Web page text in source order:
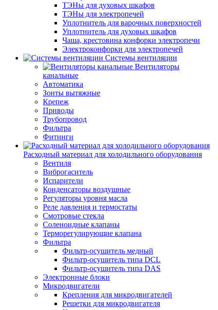
ТЭНы для духовых шкафов
ТЭНы для электропечей
Уплотнитель для варочных поверхностей
Уплотнитель для духовых шкафов
Чаша, крестовина конфорки электропечи
Электроконфорки для электропечей
Системы вентиляции
Вентиляторы
канальные
Автоматика
Зонты вытяжные
Крепеж
Приводы
Трубопровод
Фильтра
Фитинги
Расходный материал для холодильного оборудования
Вентиля
Виброгаситель
Испарители
Конденсаторы воздушные
Регуляторы уровня масла
Реле давления и термостаты
Смотровые стекла
Соленоидные клапаны
Терморегулирующие клапана
Фильтра
Фильтр-осушитель медный
Фильтр-осушитель типа DCL
Фильтр-осушитель типа DAS
Электронные блоки
Микродвигатели
Крепления для микродвигателей
Решетки для микродвигателя